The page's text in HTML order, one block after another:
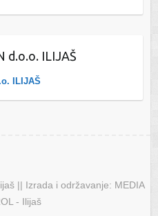
d.o.o. ILIJAŠ
ILIJAŠ
|| Izrada i održavanje: MEDIA
- Ilijaš